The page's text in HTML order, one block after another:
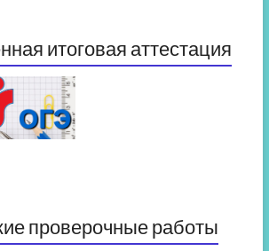
итоговая аттестация
проверочные работы